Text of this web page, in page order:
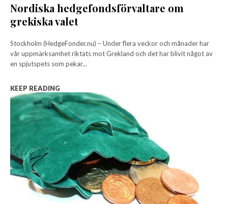
Nordiska hedgefondsförvaltare om
grekiska valet
Stockholm (HedgeFonder.nu) – Under flera veckor och månader har
vår uppmärksamhet riktats mot Grekland och det har blivit något av
en spjutspets som pekar...
KEEP READING